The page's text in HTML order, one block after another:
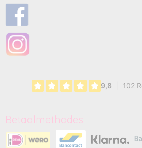
Betaalmethodes